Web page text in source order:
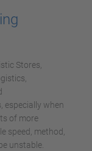
Stores,
especially when
of more
speed, method,
unstable.